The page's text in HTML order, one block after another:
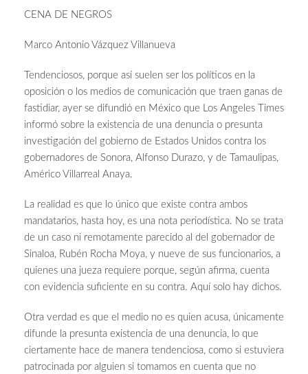
CENA DE NEGROS
Marco Antonio Vázquez Villanueva
Tendenciosos, porque así suelen ser los políticos en la
oposición o los medios de comunicación que traen ganas de
fastidiar, ayer se difundió en México que Los Angeles Times
informó sobre la existencia de una denuncia o presunta
investigación del gobierno de Estados Unidos contra los
gobernadores de Sonora, Alfonso Durazo, y de Tamaulipas,
Américo Villarreal Anaya.
La realidad es que lo único que existe contra ambos
mandatarios, hasta hoy, es una nota periodística. No se trata
de un caso ni remotamente parecido al del gobernador de
Sinaloa, Rubén Rocha Moya, y nueve de sus funcionarios, a
quienes una jueza requiere porque, según afirma, cuenta
con evidencia suficiente en su contra. Aquí solo hay dichos.
Otra verdad es que el medio no es quien acusa, únicamente
difunde la presunta existencia de una denuncia, lo que
ciertamente hace de manera tendenciosa, como si estuviera
patrocinada por alguien si tomamos en cuenta que no